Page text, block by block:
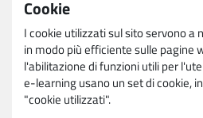
Cookie
I cookie utilizzati sul sito servono a
in modo più efficiente sulle pagine
l'abilitazione di funzioni utili per
e-learning usano un set di cookie,
"cookie utilizzati".